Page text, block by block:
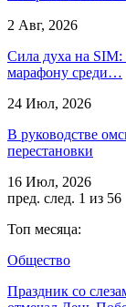
2 Авг, 2026
Сила духа на
марафону среди…
24 Июл, 2026
В руководстве
перестановки
16 Июл, 2026
пред. след. 1 из 56
Топ месяца:
Общество
Праздник со